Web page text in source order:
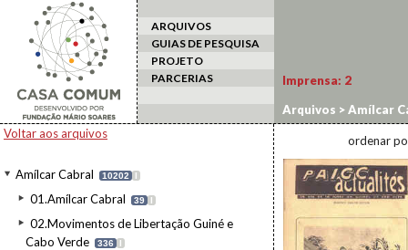
ARQUIVOS
GUIAS DE PESQUISA
PROJETO
PARCERIAS
Voltar aos arquivos
Amílcar Cabral 10202 I
01.Amílcar Cabral 39 I
02.Movimentos de Libertação Guiné e
Cabo Verde
336 I
Imprensa: 2
Arquivos >Amílcar
ordenar